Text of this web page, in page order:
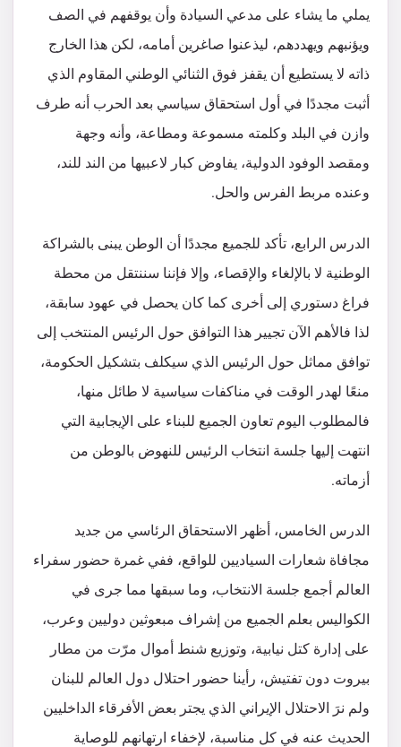
يملي ما يشاء على مدعي السيادة وأن يوقفهم في الصف
ويؤنبهم ويهددهم، ليذعنوا صاغرين أمامه، لكن هذا الخارج
ذاته لا يستطيع أن يقفز فوق الثنائي الوطني المقاوم الذي
أثبت مجددًا في أول استحقاق سياسي بعد الحرب أنه طرف
وازن في البلد وكلمته مسموعة ومطاعة، وأنه وجهة
ومقصد الوفود الدولية، يفاوض كبار لاعبيها من الند للند،
وعنده مربط الفرس والحل.
الدرس الرابع، تأكد للجميع مجددًا أن الوطن يبنى بالشراكة
الوطنية لا بالإلغاء والإقصاء، وإلا فإننا سننتقل من محطة
فراغ دستوري إلى أخرى كما كان يحصل في عهود سابقة،
لذا فالأهم الآن تجيير هذا التوافق حول الرئيس المنتخب إلى
توافق مماثل حول الرئيس الذي سيكلف بتشكيل الحكومة،
منعًا لهدر الوقت في مناكفات سياسية لا طائل منها،
فالمطلوب اليوم تعاون الجميع للبناء على الإيجابية التي
انتهت إليها جلسة انتخاب الرئيس للنهوض بالوطن من
أزماته.
الدرس الخامس، أظهر الاستحقاق الرئاسي من جديد
مجافاة شعارات السياديين للواقع، ففي غمرة حضور سفراء
العالم أجمع جلسة الانتخاب، وما سبقها مما جرى في
الكواليس بعلم الجميع من إشراف مبعوثين دوليين وعرب،
على إدارة كتل نيابية، وتوزيع شنط أموال مرّت من مطار
بيروت دون تفتيش، رأينا حضور احتلال دول العالم للبنان
ولم نرَ الاحتلال الإيراني الذي يجتر بعض الأفرقاء الداخليين
الحديث عنه في كل مناسبة، لإخفاء ارتهانهم للوصاية